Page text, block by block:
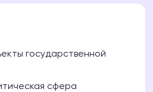
государственной
сфера